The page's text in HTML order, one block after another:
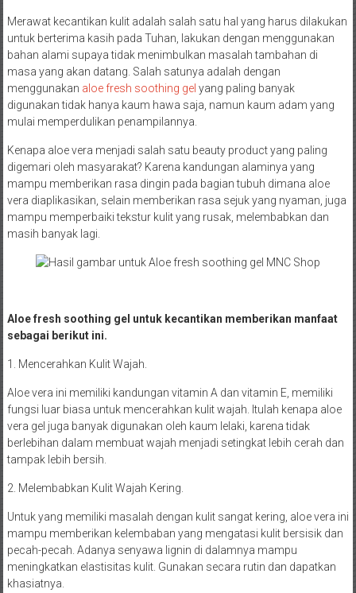
Merawat kecantikan kulit adalah salah satu hal yang harus dilakukan
untuk berterima kasih pada Tuhan, lakukan dengan menggunakan
bahan alami supaya tidak menimbulkan masalah tambahan di
masa yang akan datang. Salah satunya adalah dengan
menggunakan aloe fresh soothing gel yang paling banyak
digunakan tidak hanya kaum hawa saja, namun kaum adam yang
mulai memperdulikan penampilannya.
Kenapa aloe vera menjadi salah satu beauty product yang paling
digemari oleh masyarakat? Karena kandungan alaminya yang
mampu memberikan rasa dingin pada bagian tubuh dimana aloe
vera diaplikasikan, selain memberikan rasa sejuk yang nyaman, juga
mampu memperbaiki tekstur kulit yang rusak, melembabkan dan
masih banyak lagi.
Aloe fresh soothing gel untuk kecantikan memberikan manfaat
sebagai berikut ini.
1. Mencerahkan Kulit Wajah.
Aloe vera ini memiliki kandungan vitamin A dan vitamin E, memiliki
fungsi luar biasa untuk mencerahkan kulit wajah. Itulah kenapa aloe
vera gel juga banyak digunakan oleh kaum lelaki, karena tidak
berlebihan dalam membuat wajah menjadi setingkat lebih cerah dan
tampak lebih bersih.
2. Melembabkan Kulit Wajah Kering.
Untuk yang memiliki masalah dengan kulit sangat kering, aloe vera ini
mampu memberikan kelembaban yang mengatasi kulit bersisik dan
pecah-pecah. Adanya senyawa lignin di dalamnya mampu
meningkatkan elastisitas kulit. Gunakan secara rutin dan dapatkan
khasiatnya.